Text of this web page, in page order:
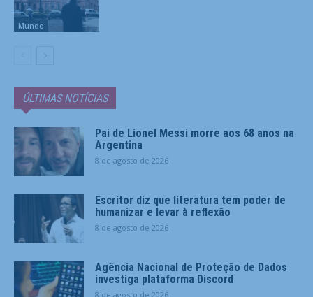
Mundo
ÚLTIMAS NOTÍCIAS
Pai de Lionel Messi morre aos 68 anos na
Argentina
8 de agosto de 2026
Escritor diz que literatura tem poder de
humanizar e levar à reflexão
8 de agosto de 2026
Agência Nacional de Proteção de Dados
investiga plataforma Discord
8 de agosto de 2026